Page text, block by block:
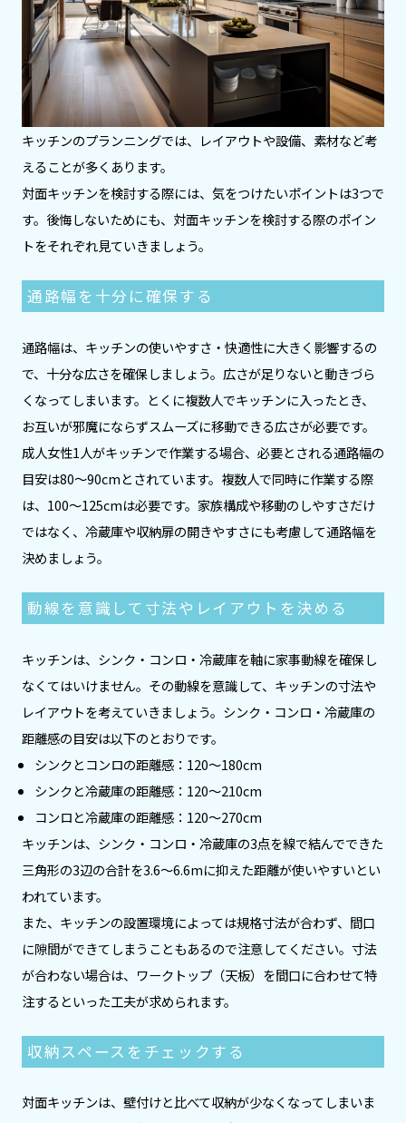
キッチンのプランニングでは、レイアウトや設備、素材など考
えることが多くあります。
対面キッチンを検討する際には、気をつけたいポイントは3つで
す。後悔しないためにも、対面キッチンを検討する際のポイン
トをそれぞれ見ていきましょう。
通路幅を十分に確保する
通路幅は、キッチンの使いやすさ・快適性に大きく影響するの
で、十分な広さを確保しましょう。広さが足りないと動きづら
くなってしまいます。とくに複数人でキッチンに入ったとき、
お互いが邪魔にならずスムーズに移動できる広さが必要です。
成人女性1人がキッチンで作業する場合、必要とされる通路幅の
目安は80〜90cmとされています。複数人で同時に作業する際
は、100～125cmは必要です。家族構成や移動のしやすさだけ
ではなく、冷蔵庫や収納扉の開きやすさにも考慮して通路幅を
決めましょう。
動線を意識して寸法やレイアウトを決める
キッチンは、シンク・コンロ・冷蔵庫を軸に家事動線を確保し
なくてはいけません。その動線を意識して、キッチンの寸法や
レイアウトを考えていきましょう。シンク・コンロ・冷蔵庫の
距離感の目安は以下のとおりです。
シンクとコンロの距離感：120～180cm
シンクと冷蔵庫の距離感：120～210cm
コンロと冷蔵庫の距離感：120～270cm
キッチンは、シンク・コンロ・冷蔵庫の3点を線で結んでできた
三角形の3辺の合計を3.6〜6.6mに抑えた距離が使いやすいとい
われています。
また、キッチンの設置環境によっては規格寸法が合わず、間口
に隙間ができてしまうこともあるので注意してください。寸法
が合わない場合は、ワークトップ（天板）を間口に合わせて特
注するといった工夫が求められます。
収納スペースをチェックする
対面キッチンは、壁付けと比べて収納が少なくなってしまいま